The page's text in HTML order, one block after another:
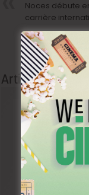
Noces débute
carrière
Articles liés